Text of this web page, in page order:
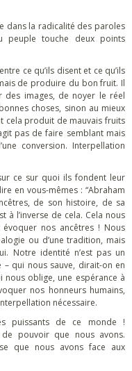
dans la radicalité des paroles
peuple touche deux points
ce qu’ils disent et ce qu’ils
de produire du bon fruit. Il
des images, de noyer le réel
choses, sinon au mieux
cela produit de mauvais fruits
pas de faire semblant mais
conversion. Interpellation
ce sur quoi ils fondent leur
en vous-mêmes : “Abraham
de son histoire, de sa
à l’inverse de cela. Cela nous
nos ancêtres ! Nous
ou d’une tradition, mais
Notre identité n’est pas un
qui nous sauve, dirait-on en
nous oblige, une espérance à
nos honneurs humains,
nécessaire.
puissants de ce monde !
pouvoir que nous avons.
que nous avons face aux